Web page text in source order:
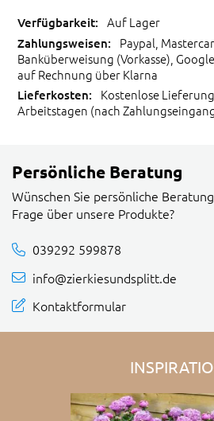
Auf Lager
Paypal,
Banküberweisung (Vorkasse),
auf Rechnung über Klarna
Kostenlose
Arbeitstagen (nach
Persönliche Beratung
Wünschen Sie persönliche
Frage über unsere Produkte?
039292 599878
info@zierkiesundsplitt.de
Kontaktformular